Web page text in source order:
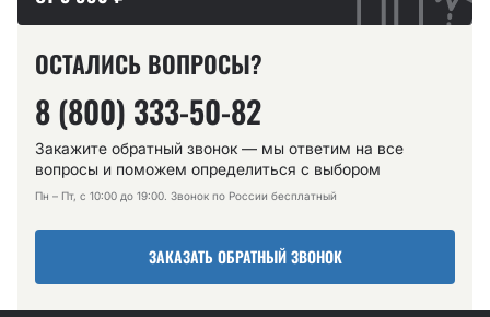
ОСТАЛИСЬ ВОПРОСЫ?
8 (800) 333-50-82
Закажите обратный звонок — мы ответим на все
вопросы и поможем определиться с выбором
Пн – Пт, с 10:00 до 19:00. Звонок по России бесплатный
ЗАКАЗАТЬ ОБРАТНЫЙ ЗВОНОК